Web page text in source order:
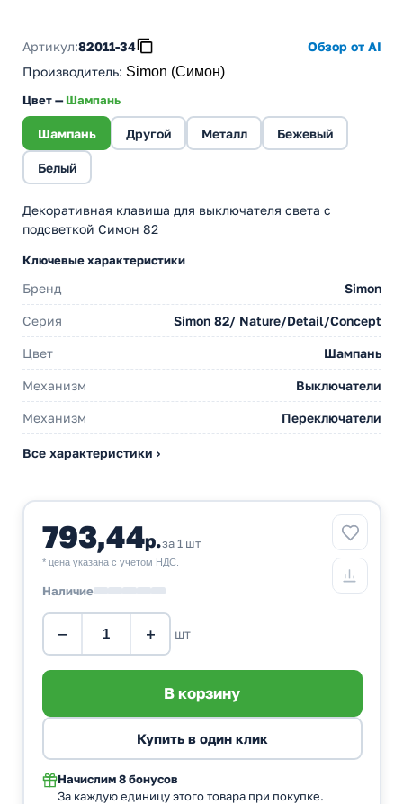
Артикул:82011-34
Обзор от AI
Производитель: Simon (Симон)
Цвет —Шампань
Шампань Другой Металл Бежевый
Белый
Декоративная клавиша для выключателя света с
подсветкой Симон 82
Ключевые характеристики
Бренд Simon
Серия Simon 82/ Nature/Detail/Concept
Цвет Шампань
Механизм Выключатели
Механизм Переключатели
Все характеристики ›
793,44р.за 1 шт
* цена указана с учетом НДС.
Наличие
− + шт
Начислим 8 бонусов
За каждую единицу этого товара при покупке.